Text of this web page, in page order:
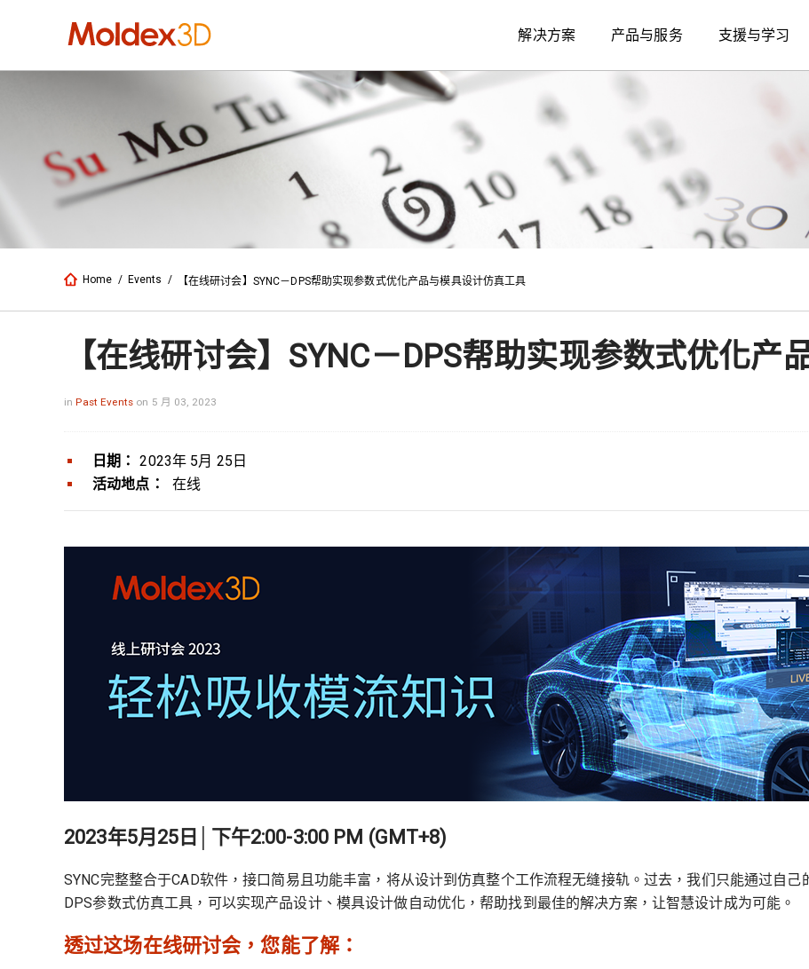
解决方案 产品与服务 支援与学习
Home / Events / 【在线研讨会】SYNC－DPS帮助实现参数式优化产品与模具设计仿真工具
【在线研讨会】SYNC－DPS帮助实现参数式优化产
inPast Events on 5 月 03, 2023
日期：
2023年 5月 25日
活动地点：
在线
2023年5月25日│下午2:00-3:00 PM (GMT+8)
SYNC完整整合于CAD软件，接口简易且功能丰富，将从设计到仿真整个工作流程无缝接轨。过去，我们只能通过自
DPS参数式仿真工具，可以实现产品设计、模具设计做自动优化，帮助找到最佳的解决方案，让智慧设计成为可能。
透过这场在线研讨会，您能了解：